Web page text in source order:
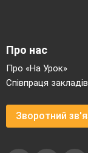
Трояндам
Тут сплять
3Учень Яся
Вони у
Летять роки
Все менше
Все менше
Вед1
Про нас
Про «На Урок»
Співпраця
Зворотний